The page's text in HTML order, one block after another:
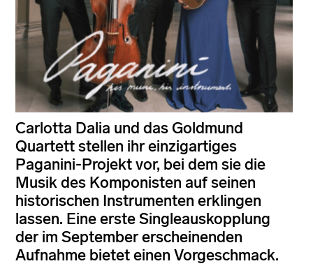
Carlotta Dalia und das Goldmund
Quartett stellen ihr einzigartiges
Paganini-Projekt vor, bei dem sie die
Musik des Komponisten auf seinen
historischen Instrumenten erklingen
lassen. Eine erste Singleauskopplung
der im September erscheinenden
Aufnahme bietet einen Vorgeschmack.